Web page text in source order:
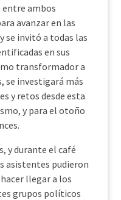
entre ambos
avanzar en las
se invitó a todas las
en sus
transformador a
se investigará más
y retos desde esta
y para el otoño
y durante el café
asistentes pudieron
llegar a los
grupos políticos